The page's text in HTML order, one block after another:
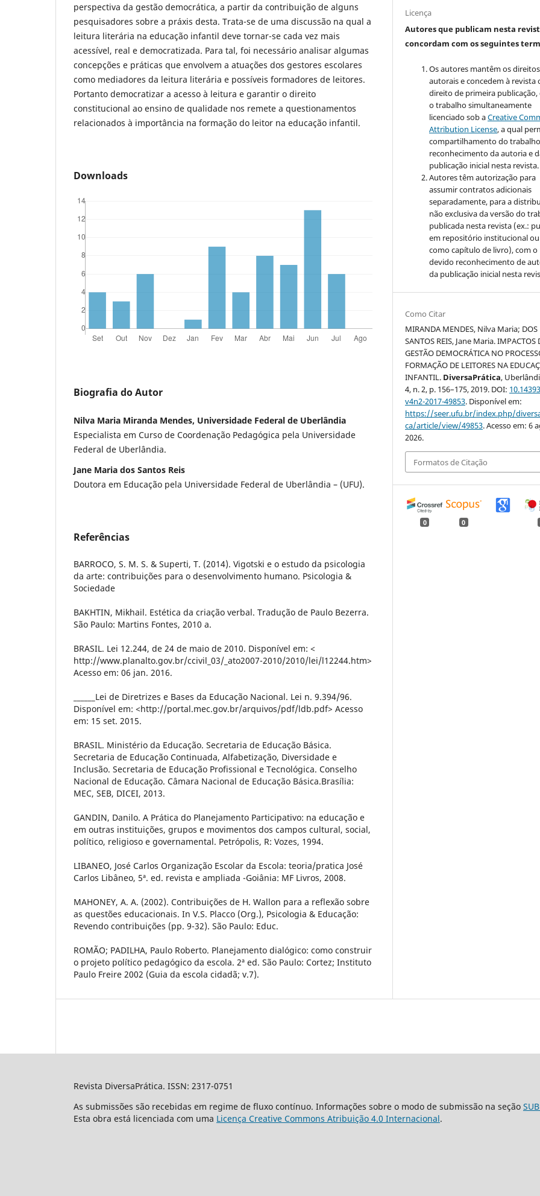
perspectiva da gestão democrática, a partir da contribuição de alguns
pesquisadores sobre a práxis desta. Trata-se de uma discussão na qual a
leitura literária na educação infantil deve tornar-se cada vez mais
acessível, real e democratizada. Para tal, foi necessário analisar algumas
concepções e práticas que envolvem a atuações dos gestores escolares
como mediadores da leitura literária e possíveis formadores de leitores.
Portanto democratizar a acesso à leitura e garantir o direito
constitucional ao ensino de qualidade nos remete a questionamentos
relacionados à importância na formação do leitor na educação infantil.
Downloads
Biografia do Autor
Nilva Maria Miranda Mendes, Universidade Federal de Uberlândia
Especialista em Curso de Coordenação Pedagógica pela Universidade
Federal de Uberlândia.
Jane Maria dos Santos Reis
Doutora em Educação pela Universidade Federal de Uberlândia – (UFU).
Referências
BARROCO, S. M. S. & Superti, T. (2014). Vigotski e o estudo da psicologia
da arte: contribuições para o desenvolvimento humano. Psicologia &
Sociedade
BAKHTIN, Mikhail. Estética da criação verbal. Tradução de Paulo Bezerra.
São Paulo: Martins Fontes, 2010 a.
BRASIL. Lei 12.244, de 24 de maio de 2010. Disponível em: <
http://www.planalto.gov.br/ccivil_03/_ato2007-2010/2010/lei/l12244.htm>
Acesso em: 06 jan. 2016.
______Lei de Diretrizes e Bases da Educação Nacional. Lei n. 9.394/96.
Disponível em: <http://portal.mec.gov.br/arquivos/pdf/ldb.pdf> Acesso
em: 15 set. 2015.
BRASIL. Ministério da Educação. Secretaria de Educação Básica.
Secretaria de Educação Continuada, Alfabetização, Diversidade e
Inclusão. Secretaria de Educação Profissional e Tecnológica. Conselho
Nacional de Educação. Câmara Nacional de Educação Básica.Brasília:
MEC, SEB, DICEI, 2013.
GANDIN, Danilo. A Prática do Planejamento Participativo: na educação e
em outras instituições, grupos e movimentos dos campos cultural, social,
político, religioso e governamental. Petrópolis, R: Vozes, 1994.
LIBANEO, José Carlos Organização Escolar da Escola: teoria/pratica José
Carlos Libâneo, 5ª. ed. revista e ampliada -Goiânia: MF Livros, 2008.
MAHONEY, A. A. (2002). Contribuições de H. Wallon para a reflexão sobre
as questões educacionais. In V.S. Placco (Org.), Psicologia & Educação:
Revendo contribuições (pp. 9-32). São Paulo: Educ.
ROMÃO; PADILHA, Paulo Roberto. Planejamento dialógico: como construir
o projeto político pedagógico da escola. 2ª ed. São Paulo: Cortez; Instituto
Paulo Freire 2002 (Guia da escola cidadã; v.7).
Licença
Autores que publicam nesta
concordam com os seguintes
Os autores mantêm os direitos
autorais e concedem à revista
direito de primeira publicação,
o trabalho simultaneamente
licenciado sob aCreative
Attribution License, a qual
compartilhamento do
reconhecimento da autoria e
publicação inicial nesta revista.
Autores têm autorização para
assumir contratos adicionais
separadamente, para a
não exclusiva da versão do
publicada nesta revista (ex.:
em repositório institucional ou
como capítulo de livro), com o
devido reconhecimento de
da publicação inicial nesta
Como Citar
MIRANDA MENDES, Nilva Maria; DOS
SANTOS REIS, Jane Maria. IMPACTOS
GESTÃO DEMOCRÁTICA NO
FORMAÇÃO DE LEITORES NA
INFANTIL. DiversaPrática,
4, n. 2, p. 156–175, 2019. DOI:
v4n2-2017-49853. Disponível em:
https://seer.ufu.br/index.php/
ca/article/view/49853. Acesso em: 6
2026.
Formatos de Citação
0 0
Revista DiversaPrática. ISSN: 2317-0751
As submissões são recebidas em regime de fluxo contínuo. Informações sobre o modo de submissão na seção
Esta obra está licenciada com uma Licença Creative Commons Atribuição 4.0 Internacional.